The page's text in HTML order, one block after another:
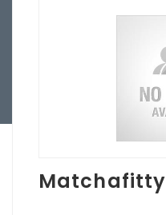
Matchafitty